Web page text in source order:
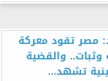
مصر تقود معركة
وثبات.. والقضية
تشهد...